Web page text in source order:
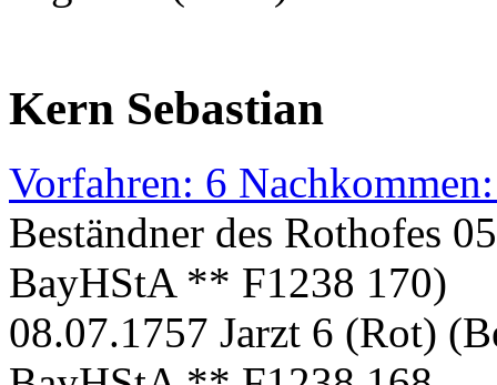
Kern Sebastian
Vorfahren: 6
Beständner des Rothofes
BayHStA ** F1238 170)
08.07.1757 Jarzt 6 (Rot)